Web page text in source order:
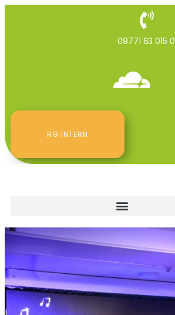
09771 63 015 0
RG INTERN